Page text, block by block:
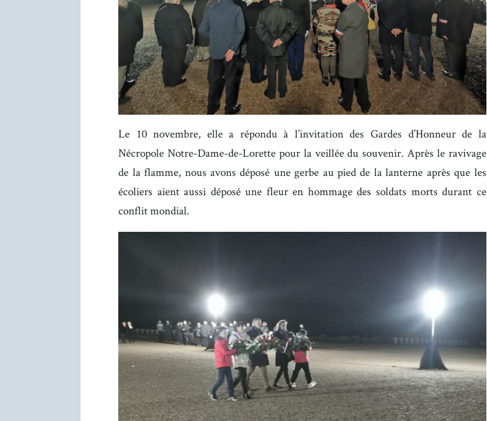
Le 10 novembre, elle a répondu à l’invitation des Gardes d’Honneur de la
Nécropole Notre-Dame-de-Lorette pour la veillée du souvenir. Après le ravivage
de la flamme, nous avons déposé une gerbe au pied de la lanterne après que les
écoliers aient aussi déposé une fleur en hommage des soldats morts durant ce
conflit mondial.